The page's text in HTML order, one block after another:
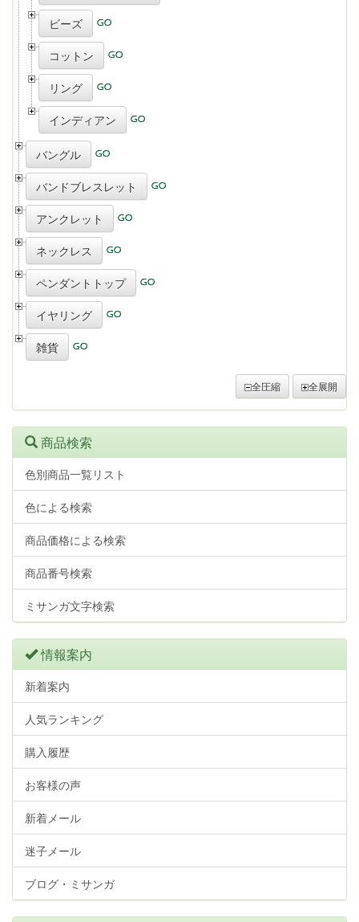
ビーズ
コットン
リング
インディアン
バングル
バンドブレスレット
アンクレット
ネックレス
ペンダントトップ
イヤリング
雑貨
全圧縮 全展開
商品検索
色別商品一覧リスト
色による検索
商品価格による検索
商品番号検索
ミサンガ文字検索
情報案内
新着案内
人気ランキング
購入履歴
お客様の声
新着メール
迷子メール
ブログ・ミサンガ